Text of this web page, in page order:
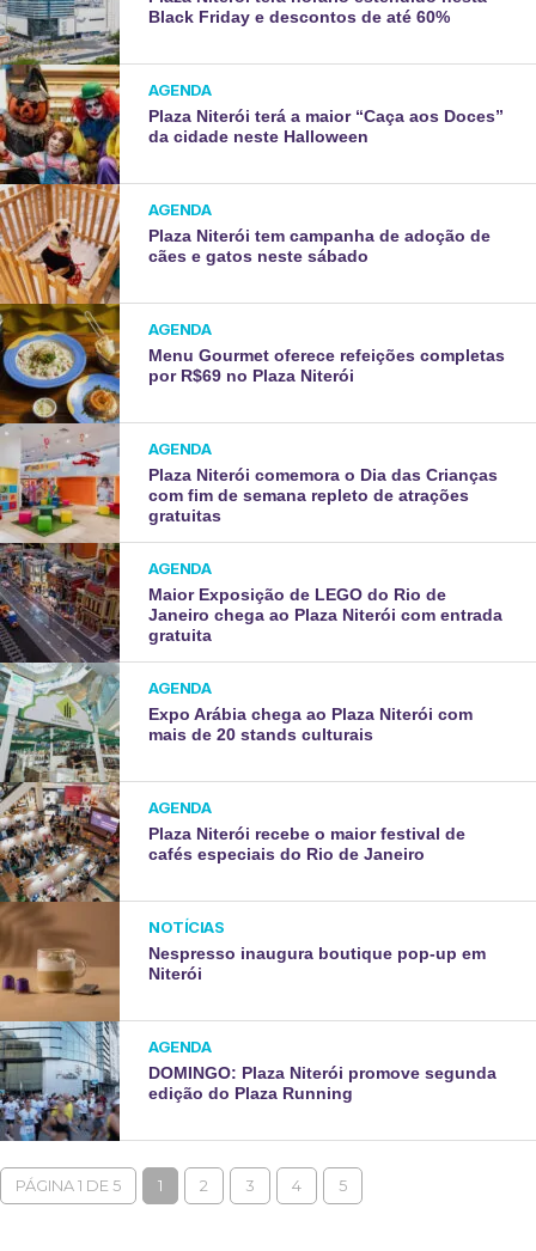
Black Friday e descontos de até 60%
AGENDA
Plaza Niterói terá a maior “Caça aos Doces”
da cidade neste Halloween
AGENDA
Plaza Niterói tem campanha de adoção de
cães e gatos neste sábado
AGENDA
Menu Gourmet oferece refeições completas
por R$69 no Plaza Niterói
AGENDA
Plaza Niterói comemora o Dia das Crianças
com fim de semana repleto de atrações
gratuitas
AGENDA
Maior Exposição de LEGO do Rio de
Janeiro chega ao Plaza Niterói com entrada
gratuita
AGENDA
Expo Arábia chega ao Plaza Niterói com
mais de 20 stands culturais
AGENDA
Plaza Niterói recebe o maior festival de
cafés especiais do Rio de Janeiro
NOTÍCIAS
Nespresso inaugura boutique pop-up em
Niterói
AGENDA
DOMINGO: Plaza Niterói promove segunda
edição do Plaza Running
PÁGINA 1 DE 5 1 2 3 4 5